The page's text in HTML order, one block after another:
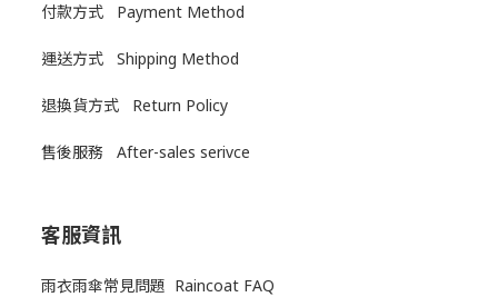
付款方式 Payment Method
運送方式 Shipping Method
退換貨方式 Return Policy
售後服務 After-sales serivce
客服資訊
雨衣雨傘常見問題 Raincoat FAQ